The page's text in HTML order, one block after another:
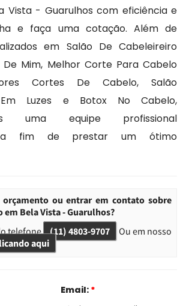
Vista - Guarulhos com eficiência e
e faça uma cotação. Além de
em Salão De Cabeleireiro
De Mim, Melhor Corte Para Cabelo
Cortes De Cabelo, Salão
Em Luzes e Botox No Cabelo,
uma equipe profissional
a fim de prestar um ótimo
orçamento ou entrar em contato sobre
em Bela Vista - Guarulhos?
telefone (11) 4803-9707
Ou em nosso
aqui
Email: *